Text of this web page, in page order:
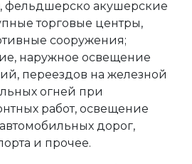
фельдшерско акушерские
торговые центры,
сооружения;
наружное освещение
переездов на железной
огней при
работ, освещение
дорог,
и прочее.